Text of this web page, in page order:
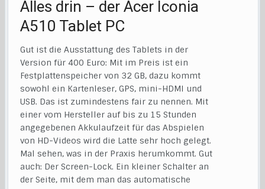
Alles drin – der Acer Iconia
A510 Tablet PC
Gut ist die Ausstattung des Tablets in der
Version für 400 Euro: Mit im Preis ist ein
Festplattenspeicher von 32 GB, dazu kommt
sowohl ein Kartenleser, GPS, mini-HDMI und
USB. Das ist zumindestens fair zu nennen. Mit
einer vom Hersteller auf bis zu 15 Stunden
angegebenen Akkulaufzeit für das Abspielen
von HD-Videos wird die Latte sehr hoch gelegt.
Mal sehen, was in der Praxis herumkommt. Gut
auch: Der Screen-Lock. Ein kleiner Schalter an
der Seite, mit dem man das automatische